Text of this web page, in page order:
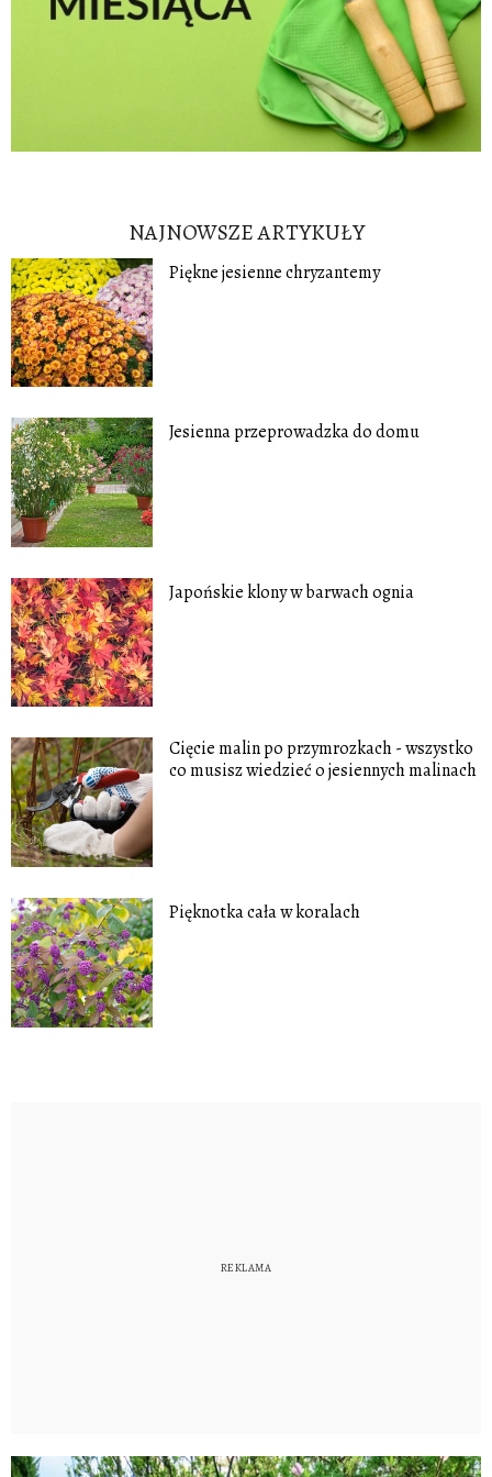
NAJNOWSZE ARTYKUŁY
Piękne jesienne chryzantemy
Jesienna przeprowadzka do domu
Japońskie klony w barwach ognia
Cięcie malin po przymrozkach - wszystko
co musisz wiedzieć o jesiennych malinach
Pięknotka cała w koralach